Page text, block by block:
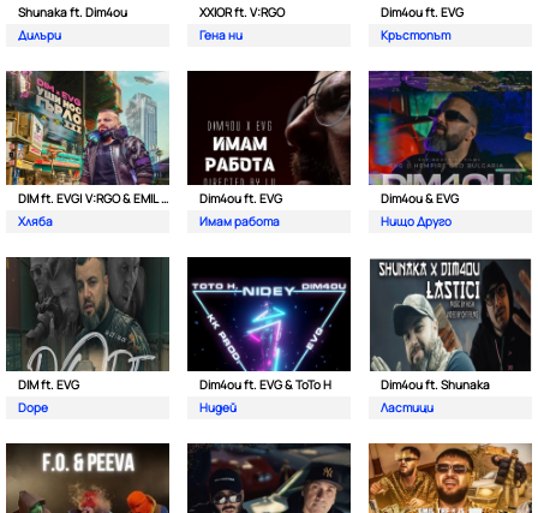
Shunaka ft. Dim4ou
Дилъри
XXIOR ft. V:RGO
Гена ни
Dim4ou ft. EVG
Кръстопът
DIM ft. EVG| V:RGO & EMIL TRF
Хляба
Dim4ou ft. EVG
Имам работа
Dim4ou & EVG
Нищо Друго
DIM ft. EVG
Dope
Dim4ou ft. EVG & ToTo H
Нидей
Dim4ou ft. Shunaka
Ластици